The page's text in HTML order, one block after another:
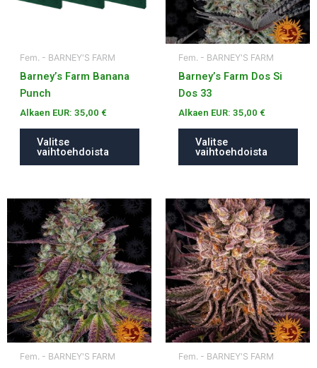
Fem. - BARNEY'S FARM
Barney’s Farm Banana
Punch
Alkaen EUR: 35,00 €
Valitse
vaihtoehdoista
tehdä
sivulla.
Fem. - BARNEY'S FARM
Barney’s Farm Dos Si
Dos 33
Alkaen EUR: 35,00 €
Valitse
vaihtoehdoista
tehdä
valinnat
tuotteen
sivulla.
Fem. - BARNEY'S FARM
Tällä
tuotteella
on
useampi
muunnelma.
Voit
tehdä
valinnat
tuotteen
sivulla.
Fem. - BARNEY'S FARM
Tällä
tuotteella
on
useampi
muunnelma.
Voit
tehdä
valinnat
tuotteen
sivulla.